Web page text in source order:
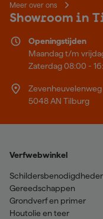
Meer over ons
Showroom in
Openingstijden
Maandag t/m
Zaterdag 08:00 -
Zevenheuvelenweg
5048 AN Tilburg
Verfwebwinkel
Gereedschappen
Grondverf en primer
Houtolie en teer